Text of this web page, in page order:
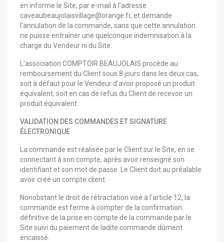
en informe le Site, par e-mail à l’adresse
caveaubeaujolaisvillage@orange.fr, et demande
l'annulation de la commande, sans que cette annulation
ne puisse entraîner une quelconque indemnisation à la
charge du Vendeur ni du Site.
L'association COMPTOIR BEAUJOLAIS procède au
remboursement du Client sous 8 jours dans les deux cas,
soit à défaut pour le Vendeur d’avoir proposé un produit
équivalent, soit en cas de refus du Client de recevoir un
produit équivalent.
VALIDATION DES COMMANDES ET SIGNATURE
ÉLECTRONIQUE
La commande est réalisée par le Client sur le Site, en se
connectant à son compte, après avoir renseigné son
identifiant et son mot de passe. Le Client doit au préalable
avoir créé un compte client.
Nonobstant le droit de rétractation visé à l'article 12, la
commande est ferme à compter de la confirmation
définitive de la prise en compte de la commande par le
Site suivi du paiement de ladite commande dûment
encaissé.